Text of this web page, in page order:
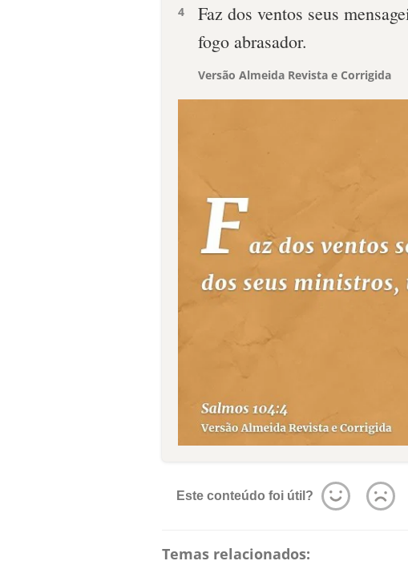
4
Faz dos ventos seus
fogo abrasador.
Versão Almeida Revista e Corrigida
Este conteúdo foi útil?
Temas relacionados: